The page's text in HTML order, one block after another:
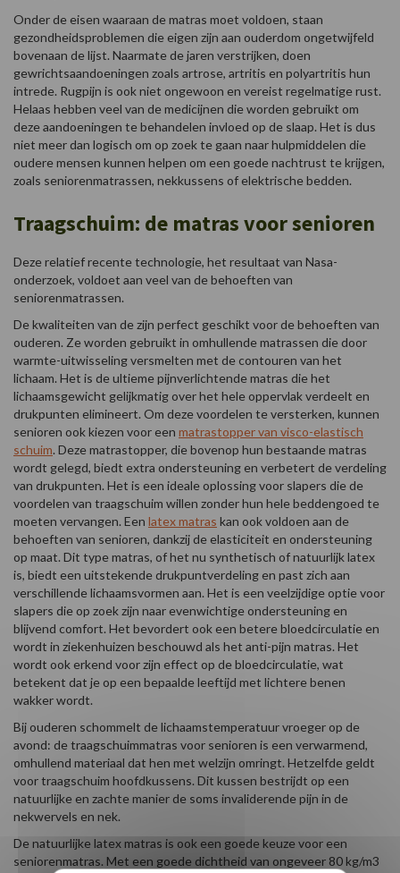
Onder de eisen waaraan de matras moet voldoen, staan
gezondheidsproblemen die eigen zijn aan ouderdom ongetwijfeld
bovenaan de lijst. Naarmate de jaren verstrijken, doen
gewrichtsaandoeningen zoals artrose, artritis en polyartritis hun
intrede. Rugpijn is ook niet ongewoon en vereist regelmatige rust.
Helaas hebben veel van de medicijnen die worden gebruikt om
deze aandoeningen te behandelen invloed op de slaap. Het is dus
niet meer dan logisch om op zoek te gaan naar hulpmiddelen die
oudere mensen kunnen helpen om een goede nachtrust te krijgen,
zoals seniorenmatrassen, nekkussens of elektrische bedden.
Traagschuim: de matras voor senioren
Deze relatief recente technologie, het resultaat van Nasa-
onderzoek, voldoet aan veel van de behoeften van
seniorenmatrassen.
De kwaliteiten van de zijn perfect geschikt voor de behoeften van
ouderen. Ze worden gebruikt in omhullende matrassen die door
warmte-uitwisseling versmelten met de contouren van het
lichaam. Het is de ultieme pijnverlichtende matras die het
lichaamsgewicht gelijkmatig over het hele oppervlak verdeelt en
drukpunten elimineert. Om deze voordelen te versterken, kunnen
senioren ook kiezen voor een matrastopper van visco-elastisch
schuim. Deze matrastopper, die bovenop hun bestaande matras
wordt gelegd, biedt extra ondersteuning en verbetert de verdeling
van drukpunten. Het is een ideale oplossing voor slapers die de
voordelen van traagschuim willen zonder hun hele beddengoed te
moeten vervangen. Een latex matras kan ook voldoen aan de
behoeften van senioren, dankzij de elasticiteit en ondersteuning
op maat. Dit type matras, of het nu synthetisch of natuurlijk latex
is, biedt een uitstekende drukpuntverdeling en past zich aan
verschillende lichaamsvormen aan. Het is een veelzijdige optie voor
slapers die op zoek zijn naar evenwichtige ondersteuning en
blijvend comfort. Het bevordert ook een betere bloedcirculatie en
wordt in ziekenhuizen beschouwd als het anti-pijn matras. Het
wordt ook erkend voor zijn effect op de bloedcirculatie, wat
betekent dat je op een bepaalde leeftijd met lichtere benen
wakker wordt.
Bij ouderen schommelt de lichaamstemperatuur vroeger op de
avond: de traagschuimmatras voor senioren is een verwarmend,
omhullend materiaal dat hen met welzijn omringt. Hetzelfde geldt
voor traagschuim hoofdkussens. Dit kussen bestrijdt op een
natuurlijke en zachte manier de soms invaliderende pijn in de
nekwervels en nek.
De natuurlijke latex matras is ook een goede keuze voor een
seniorenmatras. Met een goede dichtheid van ongeveer 80 kg/m3